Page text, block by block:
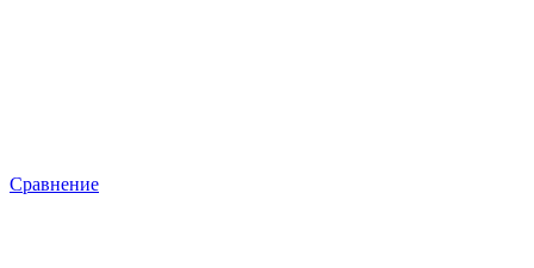
Сравнение